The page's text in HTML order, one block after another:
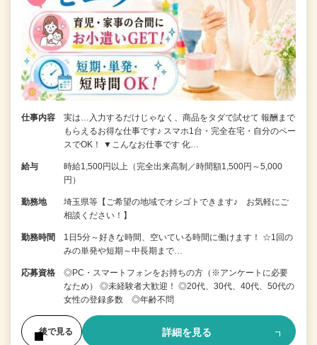
仕事内容
実は…入力するだけじゃなく、商品をタダで試せて 報酬まで
もらえるお得な仕事です♪ スマホ1台・完全在宅・自分のペー
スでOK！ ▼こんなお仕事です 化…
給与
時給1,500円以上（完全出来高制／時間額1,500円～5,000
円）
勤務地
埼玉県等【ご希望の地域でオシゴトできます♪ お気軽にご
相談ください！】
勤務時間
1日5分～好きな時間、空いている時間に働けます！ ☆1回の
みの単発や短期～中長期まで…
応募資格
◎PC・スマートフォンをお持ちの方（※アンケートに必要
なため） ◎未経験者大歓迎！ ◎20代、30代、40代、50代の
女性の登録多数 ◎年齢不問
後で見る 詳細を見る